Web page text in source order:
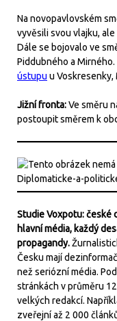
Na novopavlovském
vyvěsili svou vlajku,
Dále se bojovalo ve
Piddubného a
ústupu u Voskresenky,
Jižní fronta:Ve směru
postoupit směrem k
Studie Voxpotu: české
hlavní média, každý
propagandy.
Česku mají
než seriózní média.
stránkách v průměru
velkých redakcí.
zveřejní až 2 000